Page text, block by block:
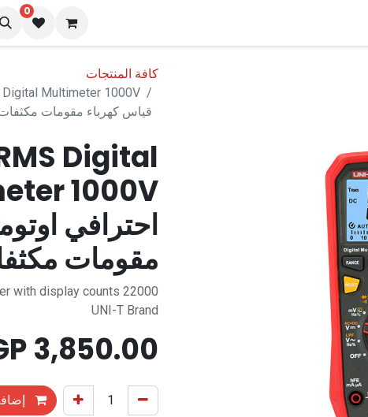
0
كافة المنتجات
قياس كهرباء مقومات
Digital
احترافي
مقومات
with display counts 22000
UNI-T Brand
3,850.00